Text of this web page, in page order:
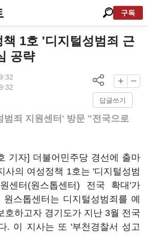
구독
책 1호 '디지털성범죄 근
공략
답글쓰기
범죄 지원센터' 방문 "전국으로
기자] 더불어민주당 경선에 출마
사의 여성정책 1호는 '디지털성범
센터(원스톱센터) 전국 확대'가
스톱센터는 디지털성범죄를 예
호하고자 경기도가 지난 3월 전국
. 이 지사는 또 '부천경찰서 성고